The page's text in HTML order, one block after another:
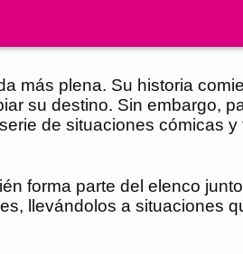
más plena. Su historia
su destino. Sin embargo,
de situaciones cómicas y
forma parte del elenco
llevándolos a situaciones